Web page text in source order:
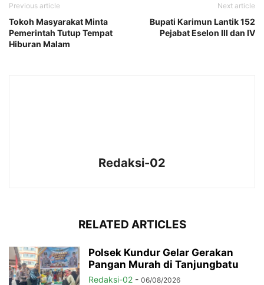
Previous article
Tokoh Masyarakat Minta
Pemerintah Tutup Tempat
Hiburan Malam
Next article
Bupati Karimun Lantik 152
Pejabat Eselon III dan IV
Redaksi-02
RELATED ARTICLES
Polsek Kundur Gelar Gerakan
Pangan Murah di Tanjungbatu
Redaksi-02 - 06/08/2026